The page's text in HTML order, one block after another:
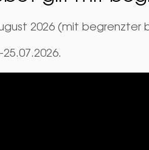
2026 (mit